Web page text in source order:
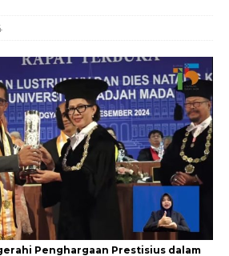
Penghargaan Prestisius dalam